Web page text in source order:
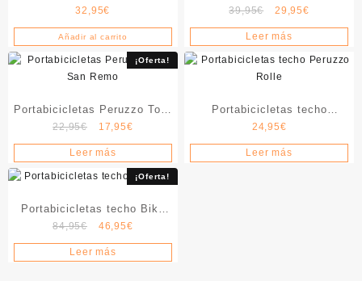
New EVO
32,95€
Añadir al carrito
Ventoux
39,95€
El
precio
original
era:
39,95€.
29,95€El
precio
actual
es:
Leer más
¡Oferta!
Portabicicletas Peruzzo Tour
San Remo
22,95€
El
precio
original
era:
17,95€El
precio
actual
es:
Leer más
Portabicicletas techo
Peruzzo Rolle
24,95€
Leer más
¡Oferta!
Portabicicletas techo Bike
Pro
84,95€
El
precio
original
46,95€El
precio
actual
Leer más